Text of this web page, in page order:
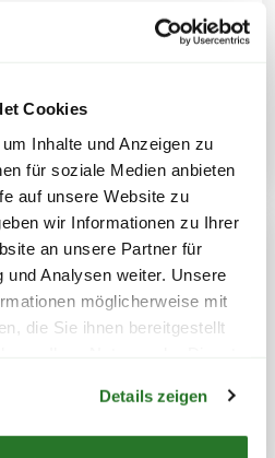
Cookies
Inhalte und Anzeigen zu
für soziale Medien anbieten
auf unsere Website zu
wir Informationen zu Ihrer
an unsere Partner für
und Analysen weiter. Unsere
möglicherweise mit
die Sie ihnen bereitgestellt
Details zeigen
zzgl. Versandkosten
Verschiedene
Varianten
LEEDEN
45x36x15
zzgl. Versandkosten